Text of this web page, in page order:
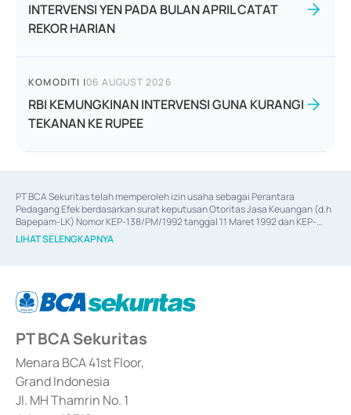
INTERVENSI YEN PADA BULAN APRIL CATAT
REKOR HARIAN
KOMODITI |06 AUGUST 2026
RBI KEMUNGKINAN INTERVENSI GUNA KURANGI
TEKANAN KE RUPEE
PT BCA Sekuritas telah memperoleh izin usaha sebagai Perantara
Pedagang Efek berdasarkan surat keputusan Otoritas Jasa Keuangan (d.h
Bapepam-LK) Nomor KEP-138/PM/1992 tanggal 11 Maret 1992 dan KEP-
06/D.04/2014 tanggal 28 Februari 2014, izin usaha sebagai Penjamin Emisi
Efek berdasarkan surat keputusan Otoritas Jasa Keuangan Nomor KEP-
berdasarkan surat keputusan Otoritas Jasa Keuangan Nomor S-
67/PM.21/2017 tanggal 3 Februari 2017, dan beberapa izin usaha lainnya
Sertifikat Deposito di Pasar Uang yang izinnya diterbitkan pada tahun 2017
dan izin usaha lainnya dari Bank Indonesia sebagai Lembaga Pendukung
Penerbitan, Transaksi, serta Penatausahaan dan Penyelesaian Transaksi
Surat Berharga Komersial yang izinnya diterbitkan pada tahun 2018.
LIHAT SELENGKAPNYA
PT BCA Sekuritas
Menara BCA 41st Floor,
Grand Indonesia
Jl. MH Thamrin No. 1